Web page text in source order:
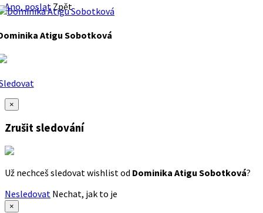
Ano, poslat Zpět
Atigu Sobotková
×
Zrušit sledování
Už nechceš sledovat wishlist od Dominika Atigu Sobotková?
Nesledovat Nechat, jak to je
×